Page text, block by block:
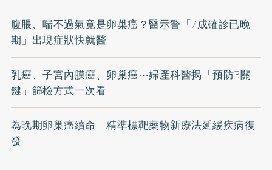
腹脹、喘不過氣竟是卵巢癌？醫示警「7成確診已晚
期」出現症狀快就醫
乳癌、子宮內膜癌、卵巢癌⋯婦產科醫揭「預防3關
鍵」篩檢方式一次看
為晚期卵巢癌續命 精準標靶藥物新療法延緩疾病復
發